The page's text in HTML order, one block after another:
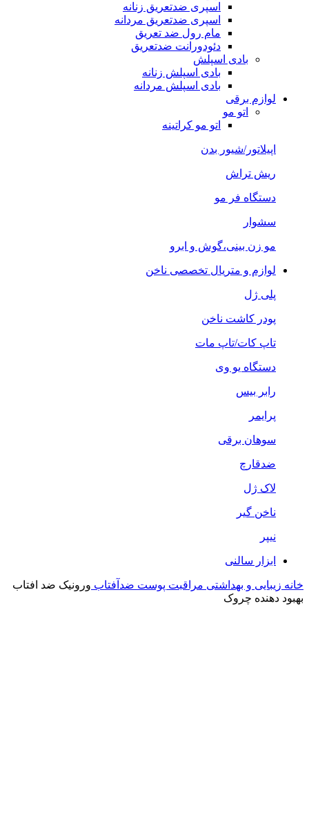
اسپری ضدتعریق زنانه
اسپری ضدتعریق مردانه
مام رول ضد تعریق
دئودورانت ضدتعریق
بادی اسپلش
بادی اسپلش زنانه
بادی اسپلش مردانه
لوازم برقی
اتو مو
اتو مو کراتینه
اپیلاتور/شیور بدن
ریش تراش
دستگاه فر مو
سشوار
مو زن بینی،گوش و ابرو
لوازم و متریال تخصصی ناخن
پلی ژل
پودر کاشت ناخن
تاپ کات/تاپ مات
دستگاه یو وی
رابر بیس
پرایمر
سوهان برقی
ضدقارچ
لاک ژل
ناخن گیر
نیپر
ابزار سالنی
خانه زیبایی و بهداشتی مراقبت پوست ضدآفتاب ورونیک ضد افتاب
بهبود دهنده چروک